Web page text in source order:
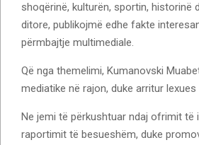
shoqërinë, kulturën, sportin, historinë
ditore, publikojmë edhe fakte
përmbajtje multimediale.
Që nga themelimi, Kumanovski
mediatike në rajon, duke arritur
Ne jemi të përkushtuar ndaj ofrimit
raportimit të besueshëm, duke